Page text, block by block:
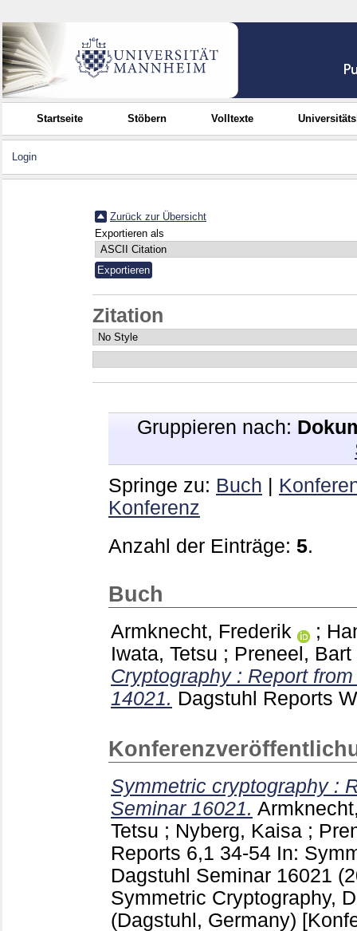
Startseite Stöbern Volltexte
Login
Zurück zur Übersicht
Exportieren als
Zitation
Gruppieren nach:
Springe zu: Buch
Konferenz
Anzahl der Einträge: 5.
Buch
Armknecht, Frederik ;
Iwata, Tetsu ; Preneel, Bart
Cryptography : Report
14021. Dagstuhl Reports
Symmetric cryptography :
Seminar 16021.
Tetsu ; Nyberg, Kaisa ;
Reports 6,1 34-54 In:
Dagstuhl Seminar 16021
Symmetric Cryptography,
(Dagstuhl, Germany)